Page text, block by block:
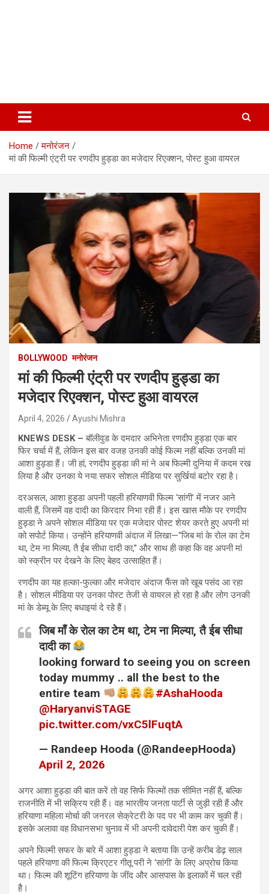
Home
मनोरंजन
मां की फिल्मी एंट्री पर रणदीप हुड्डा का मजेदार रिएक्शन, पोस्ट हुआ वायरल
BOLLYWOOD मनोरंजन
मां की फिल्मी एंट्री पर रणदीप हुड्डा का
मजेदार रिएक्शन, पोस्ट हुआ वायरल
April 4, 2026 Ayushi Mishra
KNEWS DESK – बॉलीवुड के दमदार अभिनेता रणदीप हुड्डा एक बार
फिर चर्चा में हैं, लेकिन इस बार वजह उनकी कोई फिल्म नहीं बल्कि उनकी मां
आशा हुड्डा हैं। जी हां, रणदीप हुड्डा की मां ने अब फिल्मी दुनिया में कदम रख
लिया है और उनका ये नया सफर सोशल मीडिया पर सुर्खियां बटोर रहा है।
दरअसल, आशा हुड्डा अपनी पहली हरियाणवी फिल्म ‘सांगी’ में नजर आने
वाली हैं, जिसमें वह दादी का किरदार निभा रही हैं। इस खास मौके पर रणदीप
हुड्डा ने अपने सोशल मीडिया पर एक मजेदार पोस्ट शेयर करते हुए अपनी मां
को सपोर्ट किया। उन्होंने हरियाणवी अंदाज में लिखा—“जिब मां के रोल का टेम
था, टेम ना मिल्या, तै ईब सीधा दादी का,” और साथ ही कहा कि वह अपनी मां
को स्क्रीन पर देखने के लिए बेहद उत्साहित हैं।
रणदीप का यह हल्का-फुल्का और मजेदार अंदाज फैंस को खूब पसंद आ रहा
है। सोशल मीडिया पर उनका पोस्ट तेजी से वायरल हो रहा है और लोग उनकी
मां के डेब्यू के लिए बधाइयां दे रहे हैं।
जिब माँ के रोल का टेम था, टेम ना मिल्या, तै ईब सीधा
दादी का
looking forward to seeing you on screen
today mummy .. all the best to the
entire team
#AshaHooda
@HaryanviSTAGE
pic.twitter.com/vxC5lFuqtA
— Randeep Hooda (@RandeepHooda)
April 2, 2026
अगर आशा हुड्डा की बात करें तो वह सिर्फ फिल्मों तक सीमित नहीं हैं, बल्कि
राजनीति में भी सक्रिय रही हैं। वह भारतीय जनता पार्टी से जुड़ी रही हैं और
हरियाणा महिला मोर्चा की जनरल सेक्रेटरी के पद पर भी काम कर चुकी हैं।
इसके अलावा वह विधानसभा चुनाव में भी अपनी दावेदारी पेश कर चुकी हैं।
अपने फिल्मी सफर के बारे में आशा हुड्डा ने बताया कि उन्हें करीब डेढ़ साल
पहले हरियाणा की फिल्म क्रिएटर गीतू परी ने ‘सांगी’ के लिए अप्रोच किया
था। फिल्म की शूटिंग हरियाणा के जींद और आसपास के इलाकों में चल रही
है।